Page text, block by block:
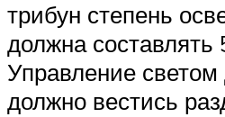
трибун степень
должна составлять
Управление светом
должно вестись